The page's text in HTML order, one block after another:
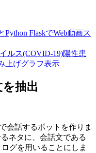
Python FlaskでWeb動画ス
ルス(COVID-19)陽性患
上げグラフ表示
抽出
会話するボットを作りま
ネタに、会話文である
ログを用いることにしま